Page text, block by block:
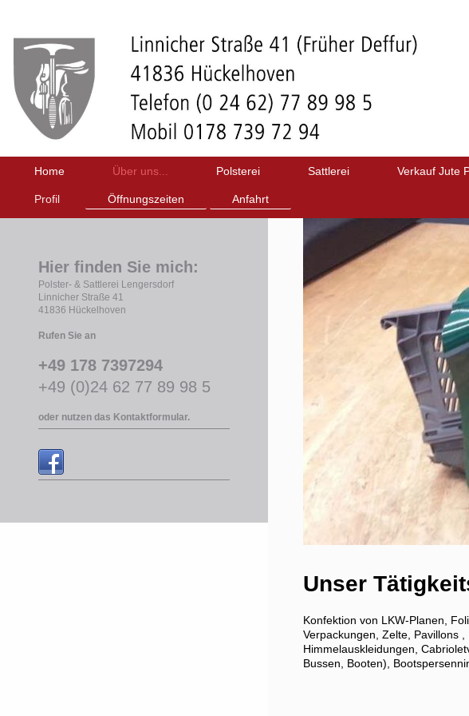
Home Über uns... Polsterei Sattlerei Verkauf Jute
Profil Öffnungszeiten Anfahrt
Unser
Konfektion von LKW-Planen,
Verpackungen, Zelte, Pavillons
Himmelauskleidungen,
Bussen, Booten),
Hier finden Sie mich:
Polster- & Sattlerei Lengersdorf
Linnicher Straße 41
41836 Hückelhoven
Rufen Sie an
+49 178 7397294
+49 (0)24 62 77 89 98 5
oder nutzen das Kontaktformular.